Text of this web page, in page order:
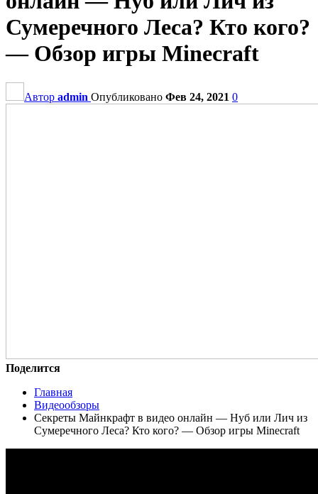
Сумеречного Леса? Кто кого?
— Обзор игры Minecraft
Автор admin Опубликовано Фев 24, 2021 0
Поделится
Главная
Видеообзоры
Секреты Майнкрафт в видео онлайн — Нуб или Лич из
Сумеречного Леса? Кто кого? — Обзор игры Minecraft